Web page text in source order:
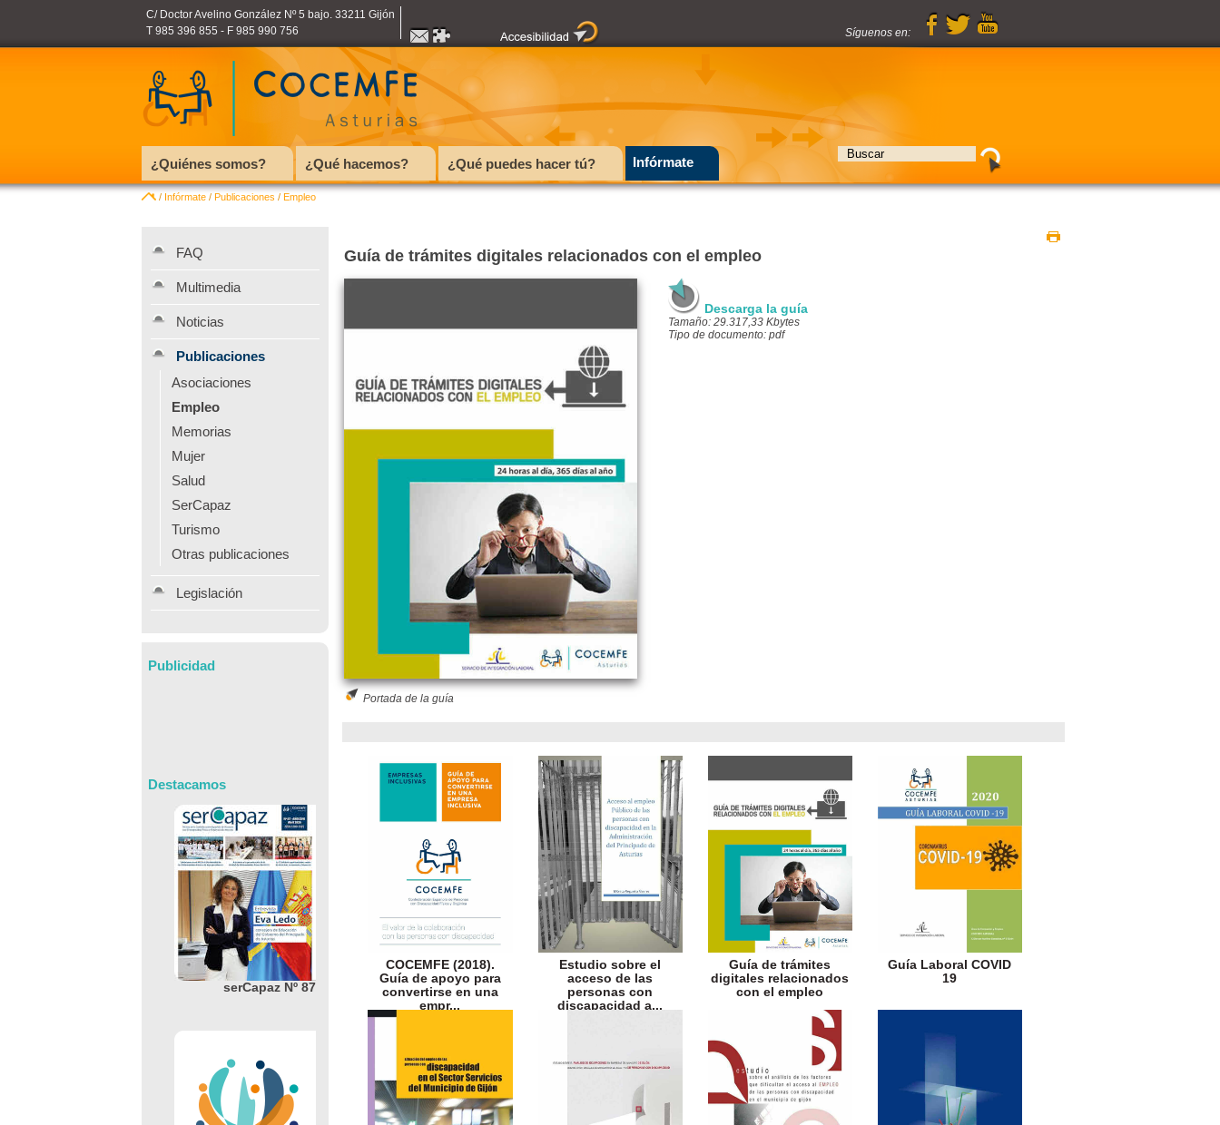
C/ Doctor Avelino González Nº 5 bajo. 33211 Gijón
T 985 396 855 - F 985 990 756
Síguenos en:
¿Quiénes somos? ¿Qué hacemos? ¿Qué puedes hacer tú? Infórmate
/ Infórmate / Publicaciones / Empleo
FAQ
Multimedia
Noticias
Publicaciones
Asociaciones
Empleo
Memorias
Mujer
Salud
SerCapaz
Turismo
Otras publicaciones
Legislación
Publicidad
Destacamos
serCapaz Nº 87
Guía de trámites digitales relacionados con el empleo
Portada de la guía
Descarga la guía
Tamaño: 29.317,33 Kbytes
Tipo de documento: pdf
COCEMFE (2018).
Guía de apoyo para
convertirse en una
empr...
Estudio sobre el
acceso de las
personas con
discapacidad a...
Guía de trámites
digitales relacionados
con el empleo
Guía Laboral COVID
19